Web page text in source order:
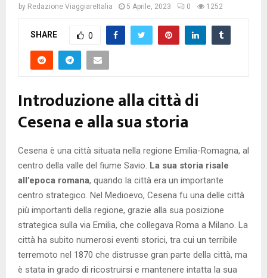
by Redazione ViaggiareItalia 5 Aprile, 2023 0 1252
SHARE 0
Introduzione alla città di
Cesena e alla sua storia
Cesena è una città situata nella regione Emilia-Romagna, al
centro della valle del fiume Savio. La sua storia risale
all’epoca romana, quando la città era un importante
centro strategico. Nel Medioevo, Cesena fu una delle città
più importanti della regione, grazie alla sua posizione
strategica sulla via Emilia, che collegava Roma a Milano. La
città ha subito numerosi eventi storici, tra cui un terribile
terremoto nel 1870 che distrusse gran parte della città, ma
è stata in grado di ricostruirsi e mantenere intatta la sua